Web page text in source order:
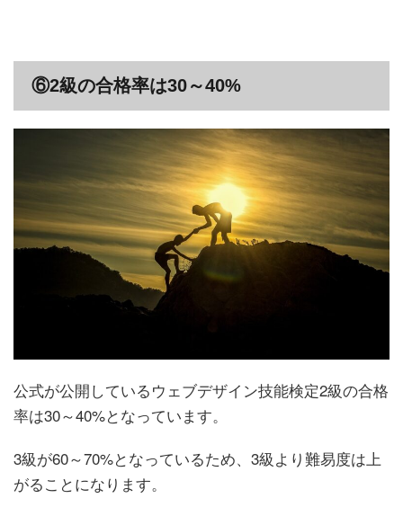
⑥2級の合格率は30～40%
公式が公開しているウェブデザイン技能検定2級の合格
率は30～40%となっています。
3級が60～70%となっているため、3級より難易度は上
がることになります。